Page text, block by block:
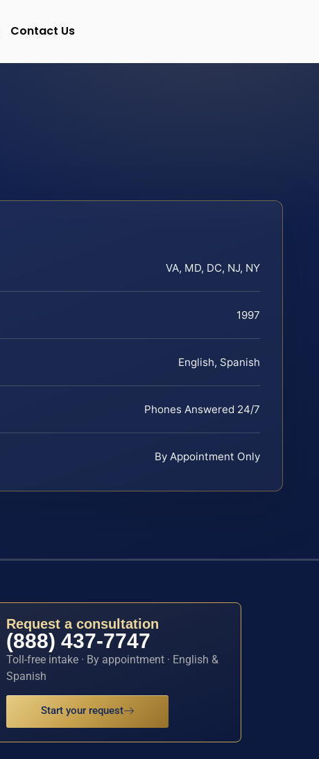
Contact Us
VA, MD, DC, NJ, NY
1997
English, Spanish
Phones Answered 24/7
By Appointment Only
Request a consultation
(888) 437-7747
Toll-free intake · By appointment · English &
Spanish
Start your request